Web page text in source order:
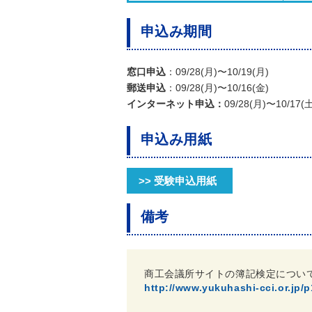
申込み期間
窓口申込 ：09/28(月)〜10/19(月)
郵送申込 ：09/28(月)〜10/16(金)
インターネット申込： 09/28(月)〜10/17(
申込み用紙
>> 受験申込用紙
備考
商工会議所サイトの簿記検定につい
http://www.yukuhashi-cci.or.jp/